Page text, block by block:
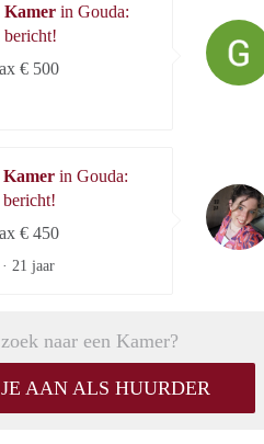
Kamer in Gouda:
bericht!
€ 500
Kamer in Gouda:
bericht!
€ 450
21 jaar
naar een Kamer?
AAN ALS HUURDER